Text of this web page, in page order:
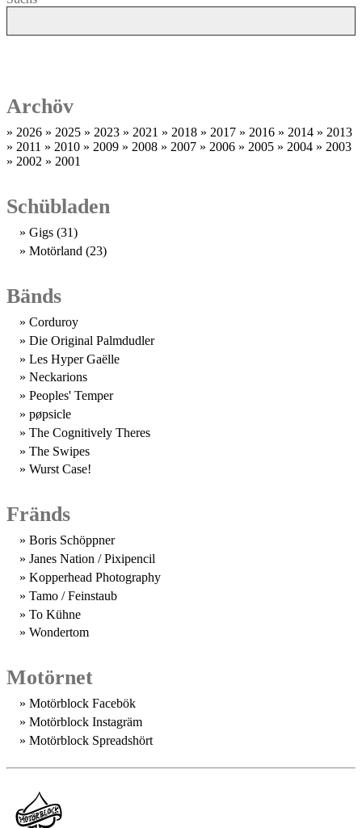
Archöv
2026 2025 2023 2021 2018 2017 2016 2014
2013
2011
2010 2009 2008 2007 2006 2005 2004
2003
2002
2001
Schübladen
Gigs (31)
Motörland (23)
Bänds
Corduroy
Die Original Palmdudler
Les Hyper Gaëlle
Neckarions
Peoples' Temper
pøpsicle
The Cognitively Theres
The Swipes
Wurst Case!
Fränds
Boris Schöppner
Janes Nation / Pixipencil
Kopperhead Photography
Tamo / Feinstaub
To Kühne
Wondertom
Motörnet
Motörblock Facebök
Motörblock Instagräm
Motörblock Spreadshört